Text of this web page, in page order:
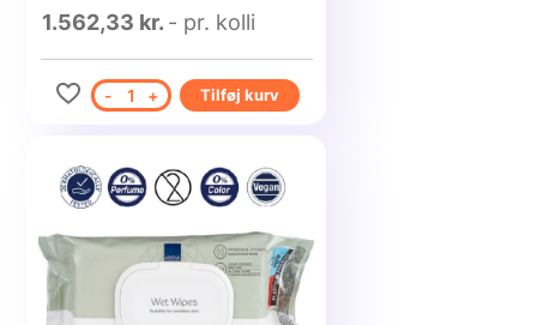
1.562,33 kr. - pr. kolli
- 1 + Tilføj kurv